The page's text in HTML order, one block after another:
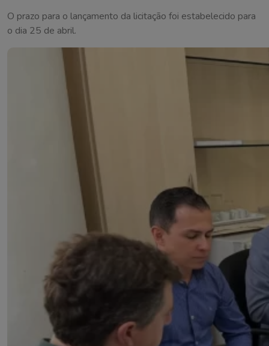
O prazo para o lançamento da licitação foi estabelecido para
o dia 25 de abril.